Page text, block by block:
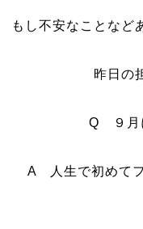
もし不安なことなど
昨日の
Q ９月
A 人生で初めて